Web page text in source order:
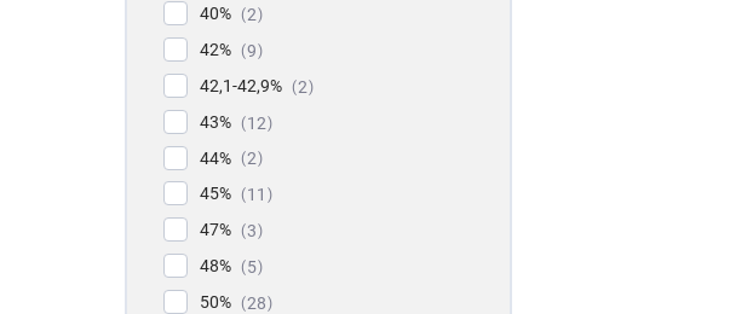
40%
2
42%
9
42,1-42,9%
2
43%
12
44%
2
45%
11
47%
3
48%
5
50%
28